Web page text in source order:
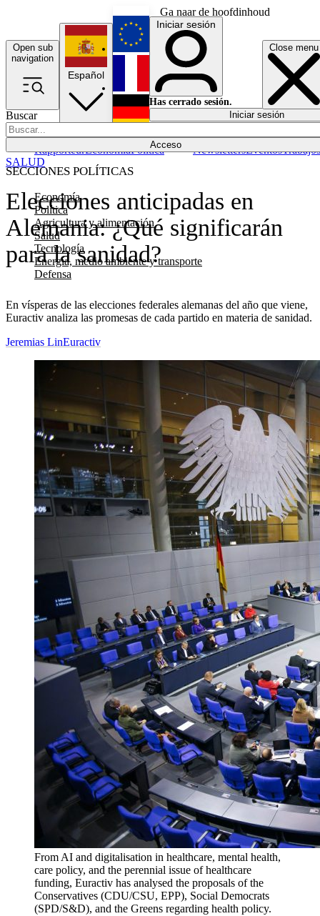
Ga naar de hoofdinhoud
Open sub
navigation
Close menu
Buscar
Acceso
SECCIONES POLÍTICAS
Economía
Política
Agricultura y alimentación
Salud
Tecnología
Energía, medio ambiente y transporte
Defensa
RapporteurEconomíaPolítica NewslettersEventosTrabajos
Español
English
Français
Iniciar sesión
Has cerrado sesión.
Iniciar sesión
Elecciones anticipadas en
Alemania: ¿Qué significarán
para la sanidad?
En vísperas de las elecciones federales alemanas del año que viene,
Euractiv analiza las promesas de cada partido en materia de sanidad.
SALUD
Jeremias LinEuractiv
From AI and digitalisation in healthcare, mental health,
care policy, and the perennial issue of healthcare
funding, Euractiv has analysed the proposals of the
Conservatives (CDU/CSU, EPP), Social Democrats
(SPD/S&D), and the Greens regarding health policy.